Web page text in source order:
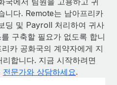
니다. Remote는 남아프리카
딩 및 Payroll 처리하여 귀사
구축할 필요가 없도록 합니
카 공화국의 계약자에게 지
합니다. 지금 시작하려면
전문가와 상담하세요.